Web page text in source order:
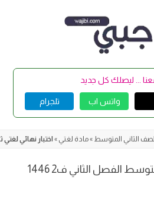
... ليصلك كل جديد
واتس اب تلجرام
الصف الثاني المتوسط »مادة لغتي » اختبار نهائي لغتي
الفصل الثاني ف2 1446